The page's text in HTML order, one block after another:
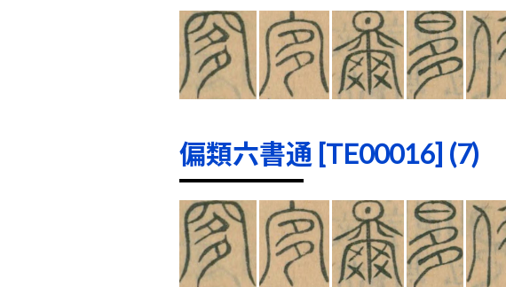
偏類六書通 [TE00016] (7)